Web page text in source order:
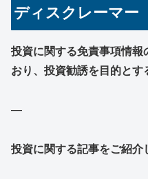
ディスクレーマー
投資に関する免責事項情
おり、投資勧誘を目的とす
—
投資に関する記事をご紹介